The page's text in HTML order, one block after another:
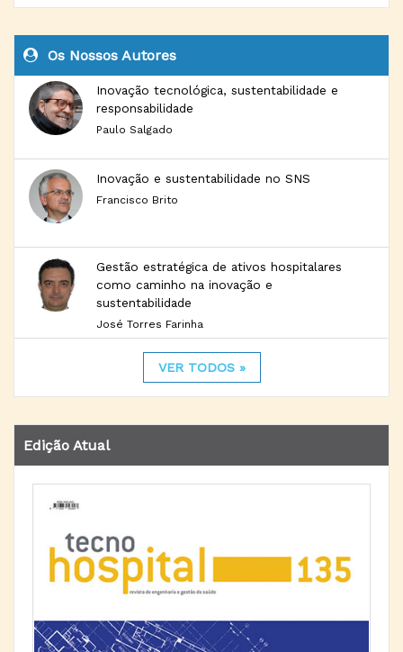
Os Nossos Autores
Inovação tecnológica, sustentabilidade e
responsabilidade
Paulo Salgado
Inovação e sustentabilidade no SNS
Francisco Brito
Gestão estratégica de ativos hospitalares
como caminho na inovação e
sustentabilidade
José Torres Farinha
VER TODOS »
Edição Atual